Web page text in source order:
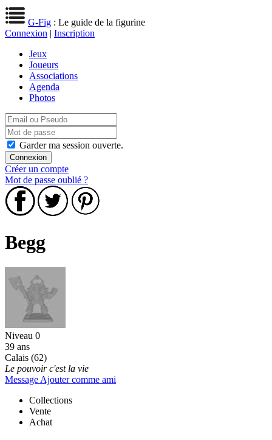
G-Fig : Le guide de la figurine
Connexion | Inscription
Jeux
Joueurs
Associations
Agenda
Photos
Garder ma session ouverte.
Créer un compte
Mot de passe oublié ?
Begg
Niveau 0
39 ans
Calais (62)
Le pouvoir c'est la vie
Message Ajouter comme ami
Collections
Vente
Achat